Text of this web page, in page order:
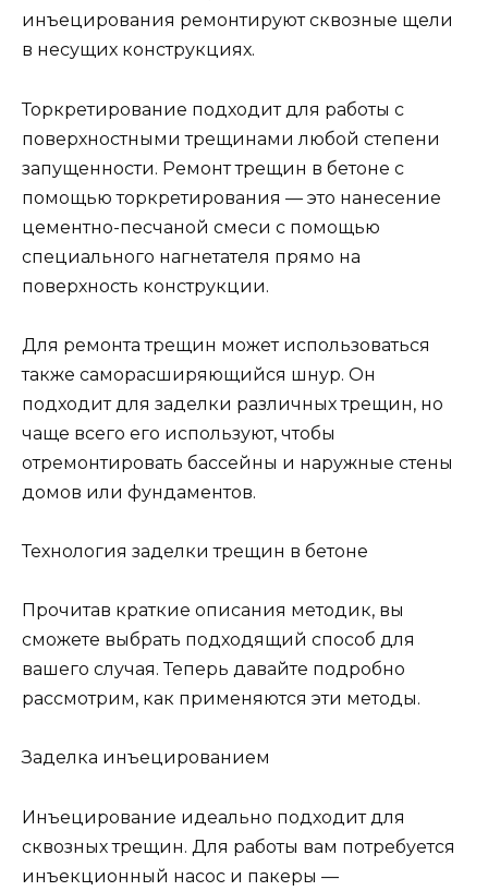
инъецирования ремонтируют сквозные щели
в несущих конструкциях.
Торкретирование подходит для работы с
поверхностными трещинами любой степени
запущенности. Ремонт трещин в бетоне с
помощью торкретирования — это нанесение
цементно-песчаной смеси с помощью
специального нагнетателя прямо на
поверхность конструкции.
Для ремонта трещин может использоваться
также саморасширяющийся шнур. Он
подходит для заделки различных трещин, но
чаще всего его используют, чтобы
отремонтировать бассейны и наружные стены
домов или фундаментов.
Технология заделки трещин в бетоне
Прочитав краткие описания методик, вы
сможете выбрать подходящий способ для
вашего случая. Теперь давайте подробно
рассмотрим, как применяются эти методы.
Заделка инъецированием
Инъецирование идеально подходит для
сквозных трещин. Для работы вам потребуется
инъекционный насос и пакеры —